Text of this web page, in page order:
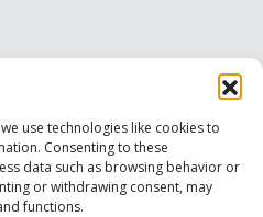
use technologies like cookies to
Consenting to these
data such as browsing behavior or
or withdrawing consent, may
functions.